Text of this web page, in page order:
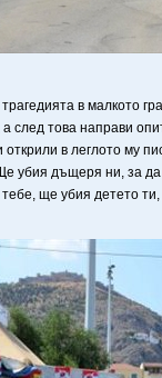
в малкото
след това направи
в леглото му
убия дъщеря ни, за
ще убия детето